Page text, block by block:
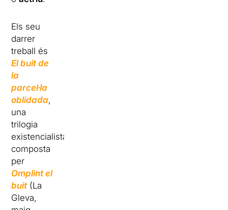
Els seu
darrer
treball és
El buit de
la
parcel·la
oblidada,
una
trilogia
existencialista
composta
per
Omplint el
buit(La
Gleva,